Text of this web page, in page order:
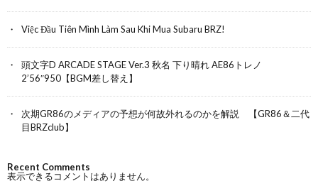
Việc Đầu Tiên Mình Làm Sau Khi Mua Subaru BRZ!
頭文字D ARCADE STAGE Ver.3 秋名 下り晴れ AE86トレノ
2’56″950【BGM差し替え】
次期GR86のメディアの予想が何故外れるのかを解説 【GR86＆二代
目BRZclub】
Recent Comments
表示できるコメントはありません。